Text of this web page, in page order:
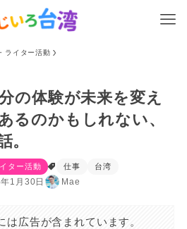
ライター活動
の体験が未来を変え
るのかもしれない、
。
ター活動 仕事 台湾
1月30日 Mae
は広告が含まれています。